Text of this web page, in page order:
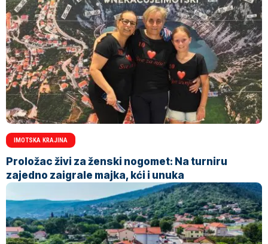
IMOTSKA KRAJINA
Proložac živi za ženski nogomet: Na turniru
zajedno zaigrale majka, kći i unuka